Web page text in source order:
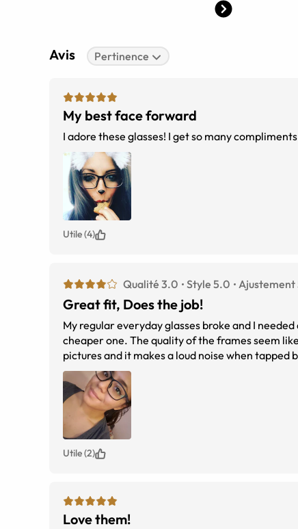
Avis Pertinence
My best face forward
I adore these glasses! I get so many
Utile (4)
Qualité 3.0 Style 5.0 Ajustement
Great fit, Does the job!
My regular everyday glasses broke and I
cheaper one. The quality of the frames seem
pictures and it makes a loud noise when
broken yet so all in all I'm satisfied with my
money for better frames
Utile (2)
Love them!